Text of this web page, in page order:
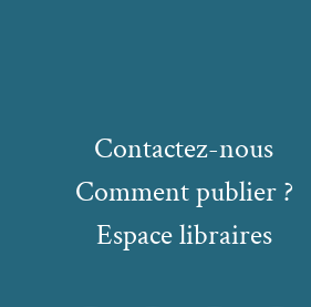
Comment publier ?
Espace libraires
Contactez-nous